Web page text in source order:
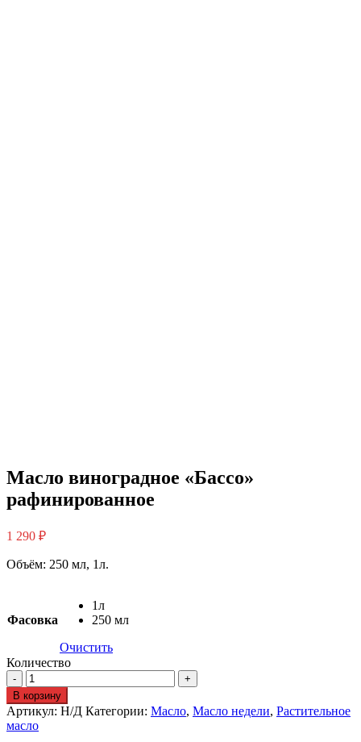
Масло виноградное «Бассо»
рафинированное
1 290 ₽
Объём: 250 мл, 1л.
Фасовка
1л
250 мл
Очистить
Количество
В корзину
Артикул: Н/Д Категории: Масло, Масло недели, Растительное
масло